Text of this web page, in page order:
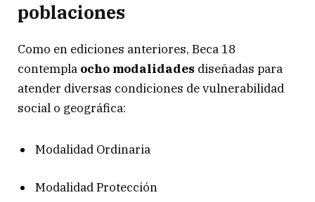
poblaciones
Como en ediciones anteriores, Beca 18
contempla ocho modalidades diseñadas para
atender diversas condiciones de vulnerabilidad
social o geográfica:
Modalidad Ordinaria
Modalidad Protección